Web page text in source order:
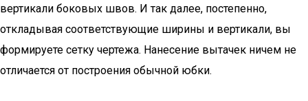
вертикали боковых швов. И так далее, постепенно,
откладывая соответствующие ширины и вертикали, вы
формируете сетку чертежа. Нанесение вытачек ничем не
отличается от построения обычной юбки.